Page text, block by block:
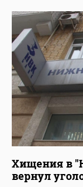
Хищения в
вернул